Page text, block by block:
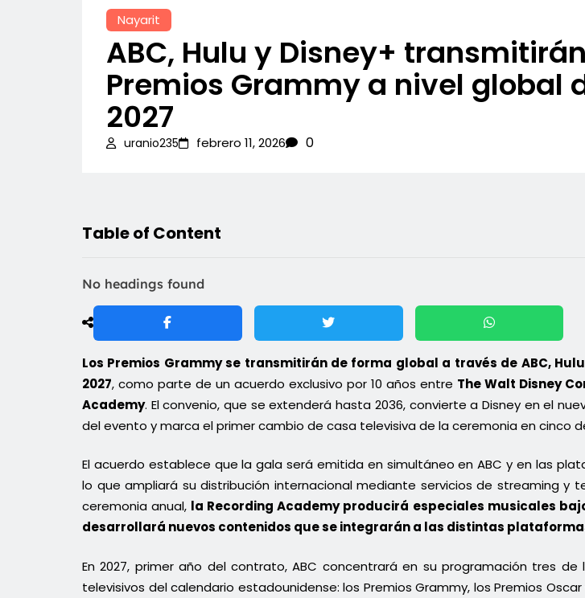
Nayarit
ABC, Hulu y Disney+
Premios Grammy a nivel global
2027
uranio235 febrero 11, 2026 0
Table of Content
No headings found
Los Premios Grammy se transmitirán de forma global a través de ABC,
2027, como parte de un acuerdo exclusivo por 10 años entre The Walt Disney
Academy. El convenio, que se extenderá hasta 2036, convierte a Disney en el
del evento y marca el primer cambio de casa televisiva de la ceremonia en cinco
El acuerdo establece que la gala será emitida en simultáneo en ABC y en las
lo que ampliará su distribución internacional mediante servicios de streaming y
ceremonia anual, la Recording Academy producirá especiales musicales
desarrollará nuevos contenidos que se integrarán a las distintas
En 2027, primer año del contrato, ABC concentrará en su programación tres de
televisivos del calendario estadounidense: los Premios Grammy, los Premios Oscar